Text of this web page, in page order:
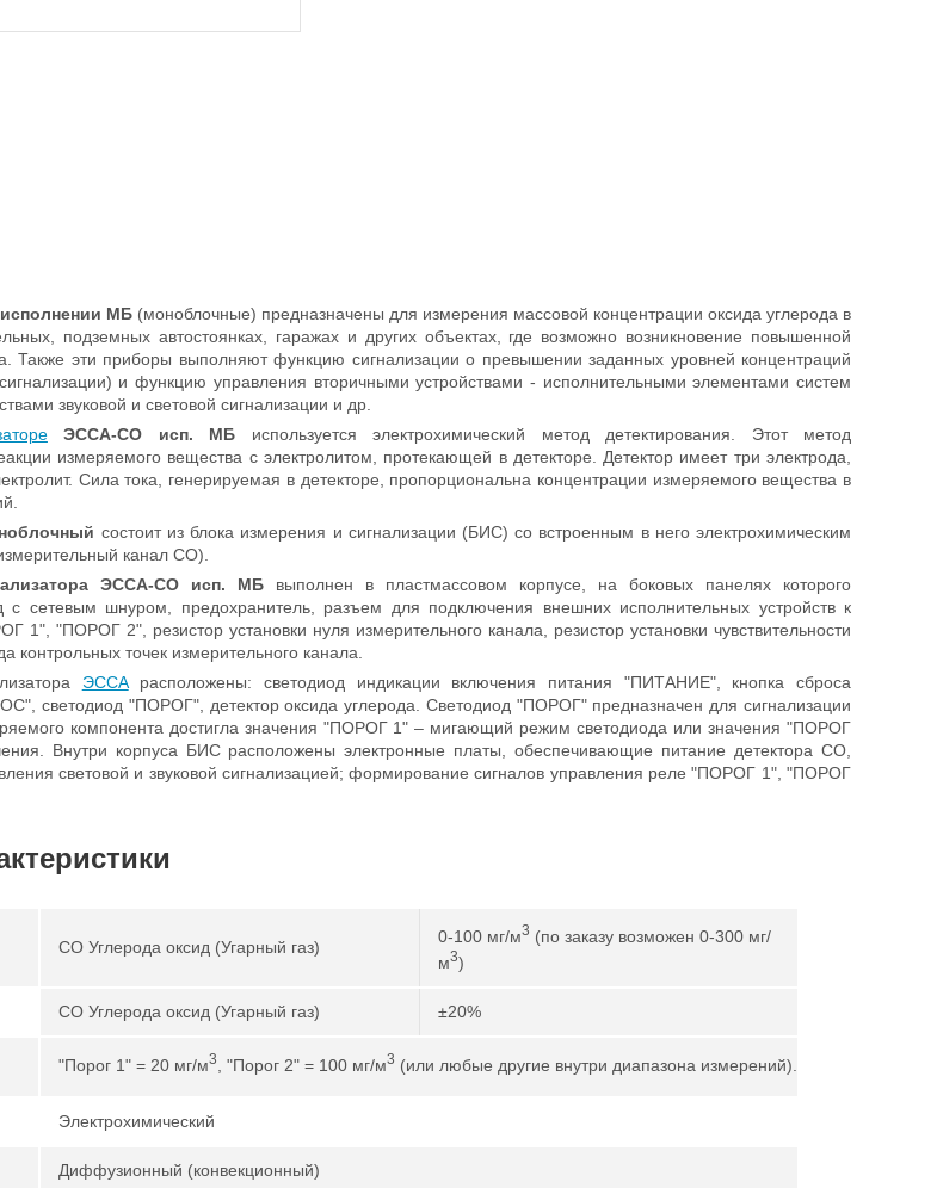
МБ (моноблочные) предназначены для измерения массовой концентрации оксида углерода в
подземных автостоянках, гаражах и других объектах, где возможно возникновение повышенной
Также эти приборы выполняют функцию сигнализации о превышении заданных уровней концентраций
и функцию управления вторичными устройствами - исполнительными элементами систем
звуковой и световой сигнализации и др.
ЭССА-CO исп. МБ используется электрохимический метод детектирования. Этот метод
измеряемого вещества с электролитом, протекающей в детекторе. Детектор имеет три электрода,
Сила тока, генерируемая в детекторе, пропорциональна концентрации измеряемого вещества в
состоит из блока измерения и сигнализации (БИС) со встроенным в него электрохимическим
канал СО).
ЭССА-CO исп. МБ выполнен в пластмассовом корпусе, на боковых панелях которого
с сетевым шнуром, предохранитель, разъем для подключения внешних исполнительных устройств к
1", "ПОРОГ 2", резистор установки нуля измерительного канала, резистор установки чувствительности
контрольных точек измерительного канала.
ЭССА
расположены: светодиод индикации включения питания "ПИТАНИЕ", кнопка сброса
светодиод "ПОРОГ", детектор оксида углерода. Светодиод "ПОРОГ" предназначен для сигнализации
компонента достигла значения "ПОРОГ 1" – мигающий режим светодиода или значения "ПОРОГ
Внутри корпуса БИС расположены электронные платы, обеспечивающие питание детектора СО,
световой и звуковой сигнализацией; формирование сигналов управления реле "ПОРОГ 1", "ПОРОГ
CO Углерода оксид (Угарный газ)
0-100 мг/м3 (по заказу возможен 0-300 мг/
м3)
CO Углерода оксид (Угарный газ) ±20%
"Порог 1" = 20 мг/м3 , "Порог 2" = 100 мг/м3 (или любые другие внутри диапазона измерений).
Электрохимический
Диффузионный (конвекционный)